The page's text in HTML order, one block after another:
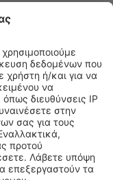
σας
κριτήρια